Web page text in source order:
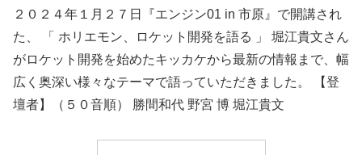
２０２４年１月２７日『エンジン01 in 市原』で開講され
た、 「 ホリエモン、ロケット開発を語る 」 堀江貴文さん
がロケット開発を始めたキッカケから最新の情報まで、幅
広く奥深い様々なテーマで語っていただきました。 【登
壇者】（５０音順） 勝間和代 野宮 博 堀江貴文